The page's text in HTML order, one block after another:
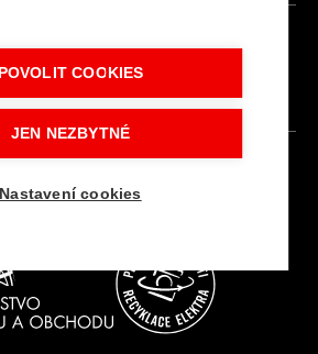
© 2026
POVOLIT COOKIES
JEN NEZBYTNÉ
Nastavení cookies